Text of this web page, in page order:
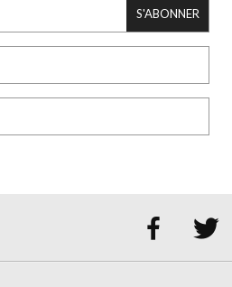
S'ABONNER
 